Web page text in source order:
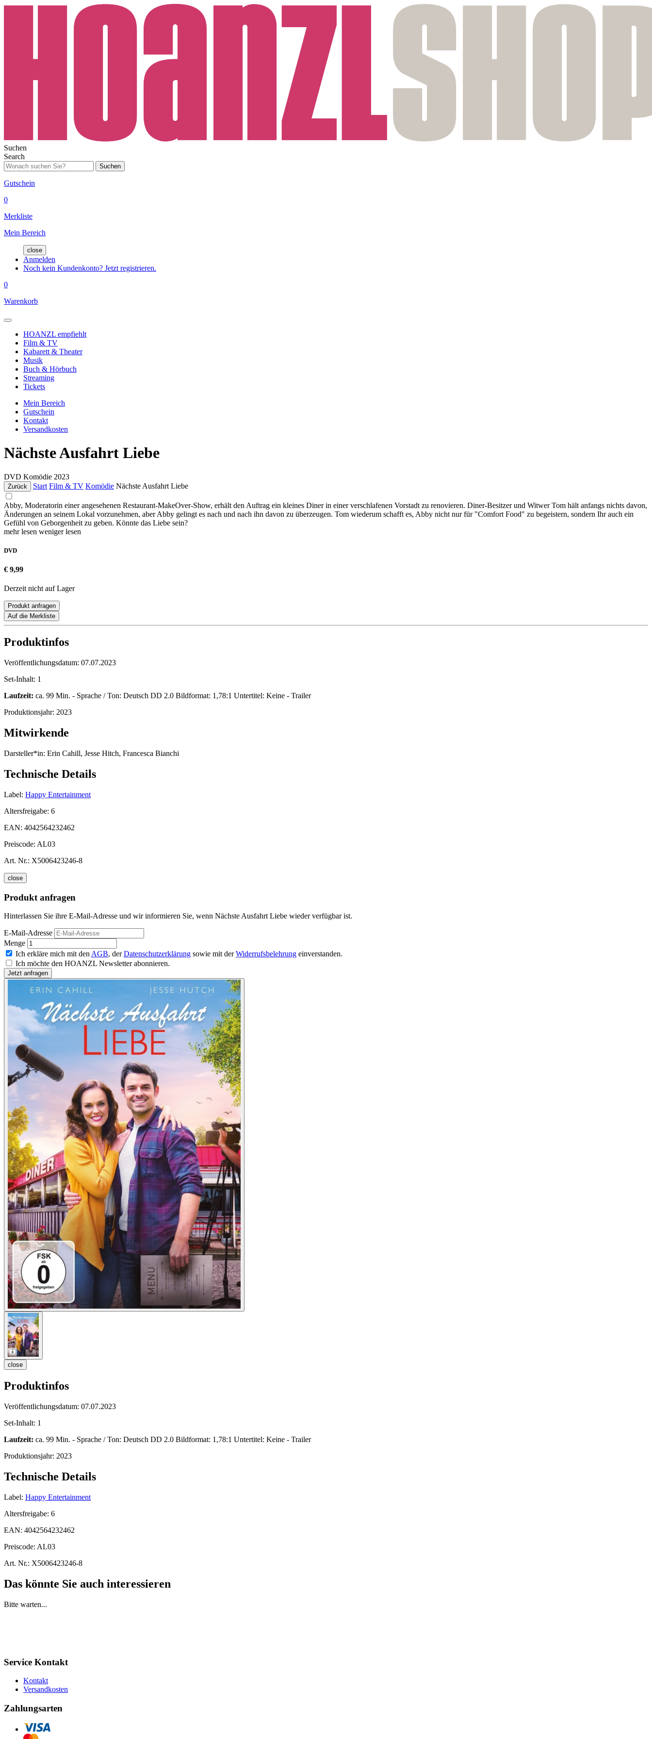
Suchen
Search
Suchen
Gutschein
0
Merkliste
Mein Bereich
close
Anmelden
Noch kein Kundenkonto? Jetzt registrieren.
0
Warenkorb
HOANZL empfiehlt
Film & TV
Kabarett & Theater
Musik
Buch & Hörbuch
Streaming
Tickets
Mein Bereich
Gutschein
Kontakt
Versandkosten
Nächste Ausfahrt Liebe
DVD Komödie 2023
Zurück Start Film & TV Komödie Nächste Ausfahrt Liebe
Abby, Moderatorin einer angesehenen Restaurant-MakeOver-Show, erhält den Auftrag ein kleines Diner in einer verschlafenen Vorstadt zu renovieren. Diner-Besitzer und Witwer Tom hält anfangs nichts davon,
Änderungen an seinem Lokal vorzunehmen, aber Abby gelingt es nach und nach ihn davon zu überzeugen. Tom wiederum schafft es, Abby nicht nur für "Comfort Food" zu begeistern, sondern Ihr auch ein
Gefühl von Geborgenheit zu geben. Könnte das Liebe sein?
mehr lesen weniger lesen
DVD
€ 9,99
Derzeit nicht auf Lager
Produkt anfragen
Auf die Merkliste
Produktinfos
Veröffentlichungsdatum: 07.07.2023
Set-Inhalt: 1
Laufzeit: ca. 99 Min. - Sprache / Ton: Deutsch DD 2.0 Bildformat: 1,78:1 Untertitel: Keine - Trailer
Produktionsjahr: 2023
Mitwirkende
Darsteller*in: Erin Cahill, Jesse Hitch, Francesca Bianchi
Technische Details
Label: Happy Entertainment
Altersfreigabe: 6
EAN: 4042564232462
Preiscode: AL03
Art. Nr.: X5006423246-8
close
Produkt anfragen
Hinterlassen Sie ihre E-Mail-Adresse und wir informieren Sie, wenn Nächste Ausfahrt Liebe wieder verfügbar ist.
E-Mail-Adresse
Menge
Ich erkläre mich mit den AGB, derDatenschutzerklärung sowie mit derWiderrufsbelehrung einverstanden.
Ich möchte den HOANZL Newsletter abonnieren.
close
Produktinfos
Veröffentlichungsdatum: 07.07.2023
Set-Inhalt: 1
Laufzeit: ca. 99 Min. - Sprache / Ton: Deutsch DD 2.0 Bildformat: 1,78:1 Untertitel: Keine - Trailer
Produktionsjahr: 2023
Technische Details
Label: Happy Entertainment
Altersfreigabe: 6
EAN: 4042564232462
Preiscode: AL03
Art. Nr.: X5006423246-8
Das könnte Sie auch interessieren
Bitte warten...
Service Kontakt
Kontakt
Versandkosten
Zahlungsarten